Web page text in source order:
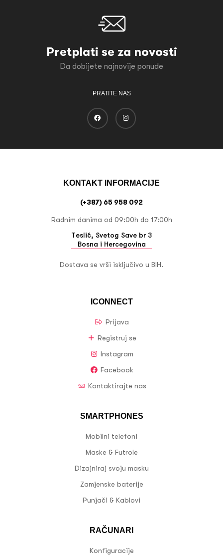
Pretplati se za novosti
Da dobijete najnovije ponude
PRATITE NAS
ICONNECT
Prijava
Registruj se
Instagram
Facebook
Kontaktirajte nas
SMARTPHONES
Mobilni telefoni
Maske & Futrole
Dizajniraj svoju masku
Zamjenske baterije
Punjači & Kablovi
RAČUNARI
Konfiguracije
KONTAKT INFORMACIJE
(+387) 65 958 092
Radnim danima od 09:00h do 17:00h
Teslić, Svetog Save br 3
Bosna i Hercegovina
Dostava se vrši isključivo u BIH.